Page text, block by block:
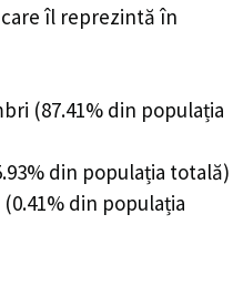
îl reprezintă în
(87.41% din populația
din populația totală)
din populația